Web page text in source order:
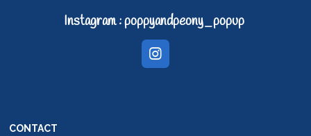
Instagram : poppyandpeony_popup
I
CONTACT